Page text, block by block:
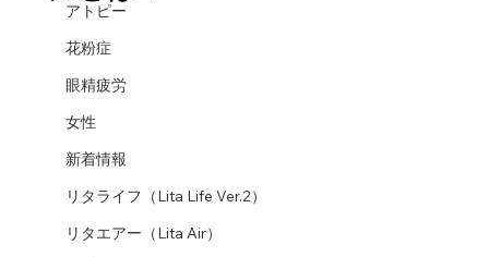
アトピー
花粉症
眼精疲労
女性
新着情報
リタライフ（Lita Life Ver.2）
リタエアー（Lita Air）